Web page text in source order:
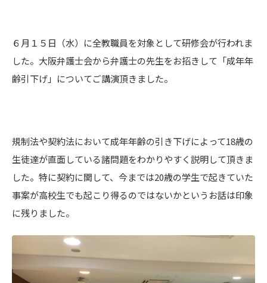
６月１５日（水）に全教職員を対象として研修会が行われま
した。大阪弁護士会から弁護士の先生をお招きして「成年年
齢引下げ」についてご講演頂きました。
規制法や契約法において成年年齢の引き下げによって18歳の
生徒達が直面している諸問題をわかりやすく説明して頂きま
した。特に契約に関して、今までは20歳の学生で起きていた
事案が高校生でも起こり得るのではないかというお話は印象
に残りました。